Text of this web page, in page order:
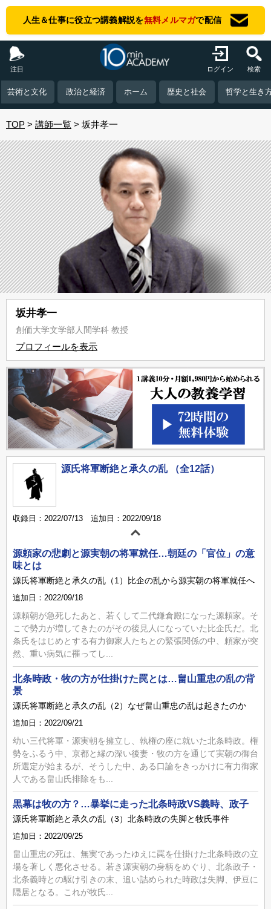
人生＆仕事に役立つ講義解説を無料メルマガで配信
注目 ログイン 検索
芸術と文化 政治と経済 ホーム 歴史と社会 哲学と生き
TOP 講師一覧 坂井孝一
坂井孝一
創価大学文学部人間学科 教授
プロフィールを表示
源氏将軍断絶と承久の乱 （全12話）
収録日：2022/07/13 追加日：2022/09/18
源頼家の悲劇と源実朝の将軍就任…朝廷の「官位」の意
味とは
源氏将軍断絶と承久の乱（1）比企の乱から源実朝の将軍就任へ
追加日：2022/09/18
源頼朝が急死したあと、若くして二代鎌倉殿になった源頼家。そ
こで勢力が増してきたのがその後見人になっていた比企氏だ。北
条氏をはじめとする有力御家人たちとの緊張関係の中、頼家が突
然、重い病気に罹ってし...
北条時政・牧の方が仕掛けた罠とは…畠山重忠の乱の背
景
源氏将軍断絶と承久の乱（2）なぜ畠山重忠の乱は起きたのか
追加日：2022/09/21
幼い三代将軍・源実朝を擁立し、執権の座に就いた北条時政。権
勢をふるう中、京都と縁の深い後妻・牧の方を通じて実朝の御台
所選定が始まるが、そうした中、ある口論をきっかけに有力御家
人である畠山氏排除をも...
黒幕は牧の方？…暴挙に走った北条時政VS義時、政子
源氏将軍断絶と承久の乱（3）北条時政の失脚と牧氏事件
追加日：2022/09/25
畠山重忠の死は、無実であったゆえに罠を仕掛けた北条時政の立
場を著しく悪化させる。若き源実朝の身柄をめぐり、北条政子・
北条義時との駆け引きの末、追い詰められた時政は失脚、伊豆に
隠居となる。これが牧氏...